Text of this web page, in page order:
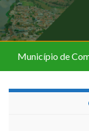
Município de